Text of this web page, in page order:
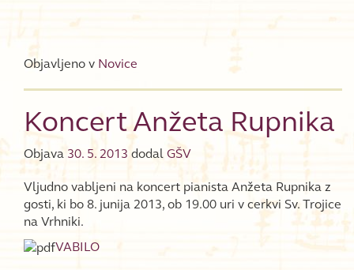
Objavljeno v Novice
Koncert Anžeta Rupnika
Objava 30. 5. 2013 dodal GŠV
Vljudno vabljeni na koncert pianista Anžeta Rupnika z
gosti, ki bo 8. junija 2013, ob 19.00 uri v cerkvi Sv. Trojice
na Vrhniki.
VABILO